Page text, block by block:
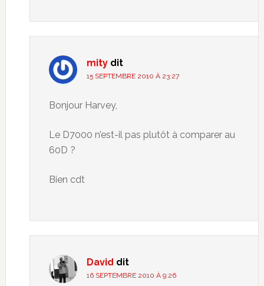
mity dit
15 SEPTEMBRE 2010 À 23:27
Bonjour Harvey,
Le D7000 n’est-il pas plutôt à comparer au
60D ?
Bien cdt
David dit
16 SEPTEMBRE 2010 À 9:26